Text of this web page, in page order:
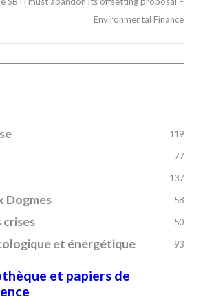
Environmental Finance
119
77
137
Dogmes 58
crises 50
et énergétique 93
et papiers de